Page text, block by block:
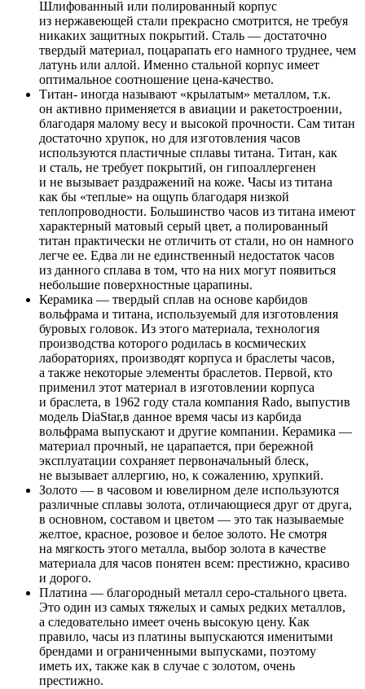
Шлифованный или полированный корпус
из нержавеющей стали прекрасно смотрится, не требуя
никаких защитных покрытий. Сталь — достаточно
твердый материал, поцарапать его намного труднее, чем
латунь или аллой. Именно стальной корпус имеет
оптимальное соотношение цена-качество.
Титан- иногда называют «крылатым» металлом, т.к.
он активно применяется в авиации и ракетостроении,
благодаря малому весу и высокой прочности. Сам титан
достаточно хрупок, но для изготовления часов
используются пластичные сплавы титана. Титан, как
и сталь, не требует покрытий, он гипоаллергенен
и не вызывает раздражений на коже. Часы из титана
как бы «теплые» на ощупь благодаря низкой
теплопроводности. Большинство часов из титана имеют
характерный матовый серый цвет, а полированный
титан практически не отличить от стали, но он намного
легче ее. Едва ли не единственный недостаток часов
из данного сплава в том, что на них могут появиться
небольшие поверхностные царапины.
Керамика — твердый сплав на основе карбидов
вольфрама и титана, используемый для изготовления
буровых головок. Из этого материала, технология
производства которого родилась в космических
лабораториях, производят корпуса и браслеты часов,
а также некоторые элементы браслетов. Первой, кто
применил этот материал в изготовлении корпуса
и браслета, в 1962 году стала компания Rado, выпустив
модель DiaStar,в данное время часы из карбида
вольфрама выпускают и другие компании. Керамика —
материал прочный, не царапается, при бережной
эксплуатации сохраняет первоначальный блеск,
не вызывает аллергию, но, к сожалению, хрупкий.
Золото — в часовом и ювелирном деле используются
различные сплавы золота, отличающиеся друг от друга,
в основном, составом и цветом — это так называемые
желтое, красное, розовое и белое золото. Не смотря
на мягкость этого металла, выбор золота в качестве
материала для часов понятен всем: престижно, красиво
и дорого.
Платина — благородный металл серо-стального цвета.
Это один из самых тяжелых и самых редких металлов,
а следовательно имеет очень высокую цену. Как
правило, часы из платины выпускаются именитыми
брендами и ограниченными выпусками, поэтому
иметь их, также как в случае с золотом, очень
престижно.